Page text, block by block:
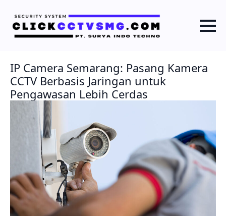
IP Camera Semarang: Pasang Kamera
CCTV Berbasis Jaringan untuk
Pengawasan Lebih Cerdas